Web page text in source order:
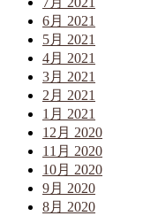
6月 2021
5月 2021
4月 2021
3月 2021
2月 2021
1月 2021
12月 2020
11月 2020
10月 2020
9月 2020
8月 2020